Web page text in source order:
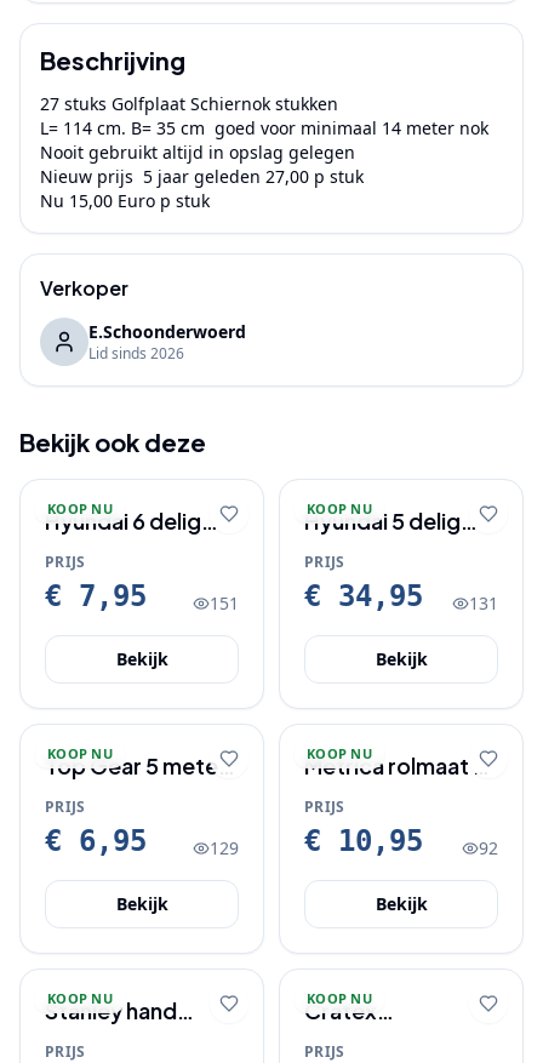
Beschrijving
27 stuks Golfplaat Schiernok stukken
L= 114 cm. B= 35 cm  goed voor minimaal 14 meter nok
Nooit gebruikt altijd in opslag gelegen
Nieuw prijs  5 jaar geleden 27,00 p stuk
Nu 15,00 Euro p stuk
Verkoper
E.Schoonderwoerd
Lid sinds 2026
Bekijk ook deze
KOOP NU
Hyundai 6 delig
doorslag/drevelset.
PRIJS
€ 7,95 151
Bekijk
KOOP NU
Hyundai 5 delig
luchtdruk set
PRIJS
€ 34,95 131
Bekijk
KOOP NU
Top Gear 5 meter
rolmaat
PRIJS
€ 6,95 129
Bekijk
KOOP NU
Metrica rolmaat 5
meter
PRIJS
€ 10,95 92
Bekijk
KOOP NU
Stanley hand
gereedschap
PRIJS
KOOP NU
Cratex
Veiligheidsschoen
PRIJS